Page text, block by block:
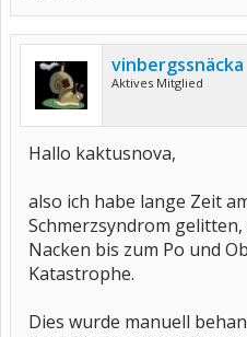
vinbergssnäcka
Aktives Mitglied
Hallo kaktusnova,
also ich habe lange Zeit
Schmerzsyndrom
Nacken bis zum Po und
Katastrophe.
Dies wurde manuell